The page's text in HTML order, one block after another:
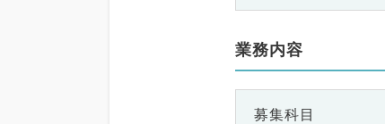
業務内容
募集科目